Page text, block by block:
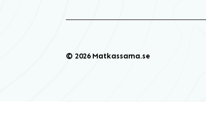
© 2026 Matkassarna.se